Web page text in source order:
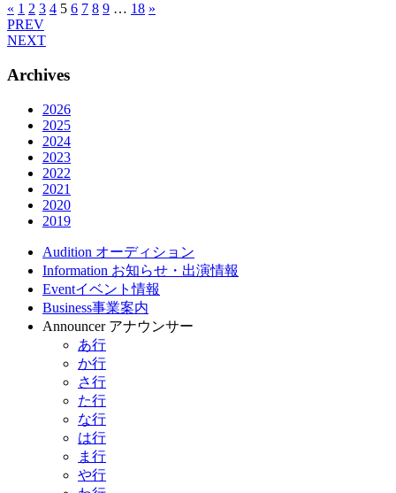
« 1 2 3 4 5 6 7 8 9 … 18 »
PREV
NEXT
Archives
2026
2025
2024
2023
2022
2021
2020
2019
Audition オーディション
Information お知らせ・出演情報
Eventイベント情報
Business事業案内
Announcer アナウンサー
あ行
か行
さ行
た行
な行
は行
ま行
や行